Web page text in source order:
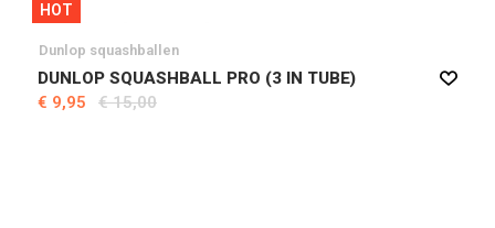
HOT
Dunlop squashballen
DUNLOP SQUASHBALL PRO (3 IN TUBE)
€ 9,95
€ 15,00